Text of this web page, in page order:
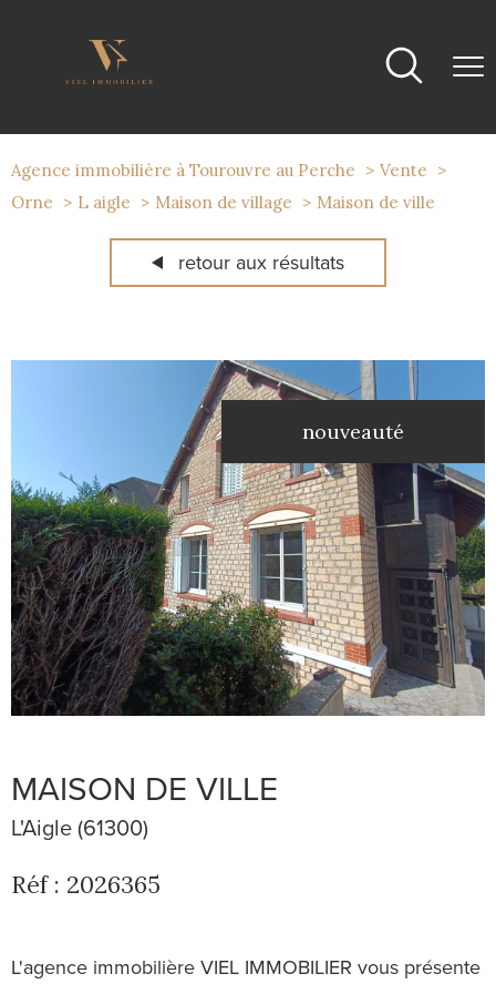
Agence immobilière à Tourouvre au Perche
Vente
Orne
L aigle Maison de village Maison de ville
retour aux résultats
nouveauté
MAISON DE VILLE
L'Aigle (61300)
Réf : 2026365
L'agence immobilière VIEL IMMOBILIER vous présente